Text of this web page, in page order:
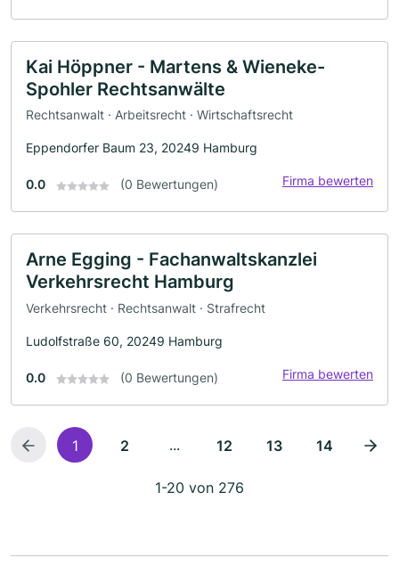
Kai Höppner - Martens & Wieneke-
Spohler Rechtsanwälte
Rechtsanwalt · Arbeitsrecht · Wirtschaftsrecht
Eppendorfer Baum 23, 20249 Hamburg
0.0 (0 Bewertungen) Firma bewerten
Arne Egging - Fachanwaltskanzlei
Verkehrsrecht Hamburg
Verkehrsrecht · Rechtsanwalt · Strafrecht
Ludolfstraße 60, 20249 Hamburg
0.0 (0 Bewertungen) Firma bewerten
1 2 ... 12 13 14
1-20 von 276